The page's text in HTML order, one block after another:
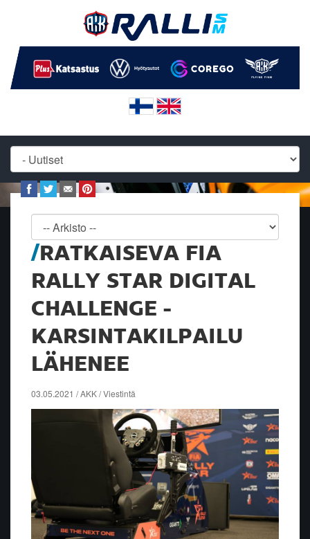
RATKAISEVA FIA
RALLY STAR DIGITAL
CHALLENGE -
KARSINTAKILPAILU
LÄHENEE
03.05.2021 / AKK / Viestintä